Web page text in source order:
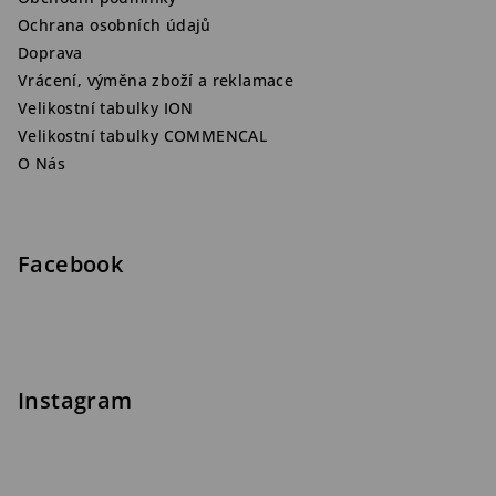
Ochrana osobních údajů
Doprava
Vrácení, výměna zboží a reklamace
Velikostní tabulky ION
Velikostní tabulky COMMENCAL
O Nás
Facebook
Instagram